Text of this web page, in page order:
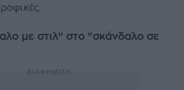
με στιλ" στο "σκάνδαλο σε